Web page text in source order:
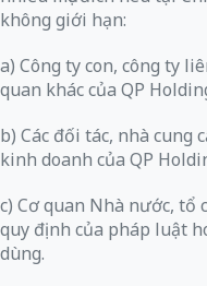
không giới hạn:
a) Công ty con, công ty
quan khác của QP
b) Các đối tác, nhà cung
kinh doanh của QP
c) Cơ quan Nhà nước, tổ
quy định của pháp luật
dùng.